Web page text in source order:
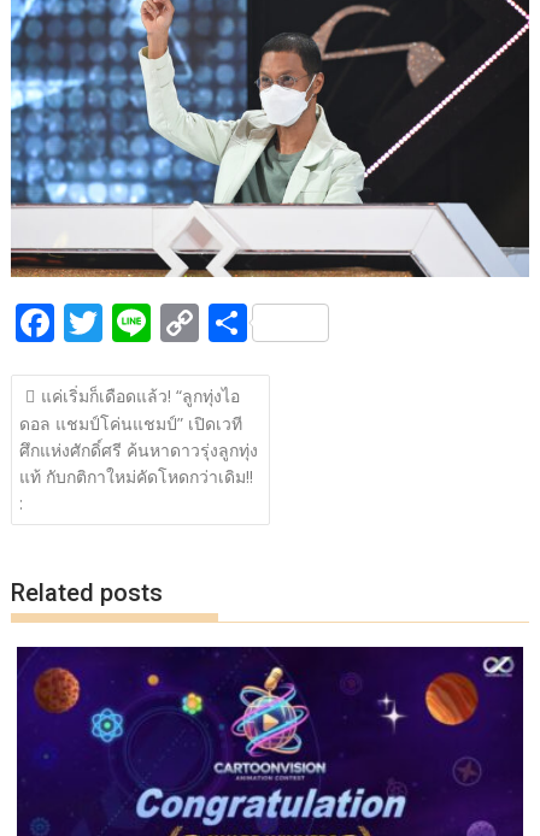
o
o
k
Li
n
k
F
ac
e
b
o
o
T
w
itt
er
Li
n
e
C
o
p
y
Li
n
S
h
e
แนะแนว
เรื่อง
แค่เริ่มก็เดือดแล้ว! “ลูกทุ่งไอ
ดอล แชมป์โค่นแชมป์” เปิดเวที
ศึกแห่งศักดิ์ศรี ค้นหาดาวรุ่งลูกทุ่ง
แท้ กับกติกาใหม่คัดโหดกว่าเดิม!!
:
Related posts